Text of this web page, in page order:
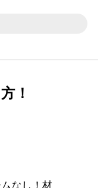
！
なし！材